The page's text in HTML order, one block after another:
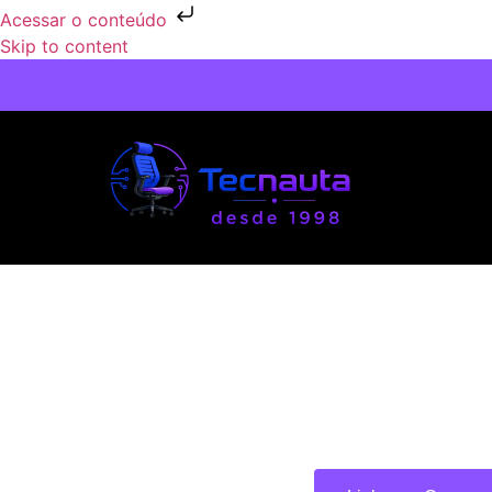
Acessar o conteúdo
Skip to content